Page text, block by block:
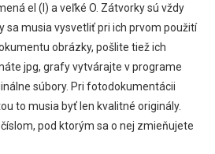
el (l) a veľké O. Zátvorky sú vždy
sa musia vysvetliť pri ich prvom použití
obrázky, pošlite tiež ich
jpg, grafy vytvárajte v programe
súbory. Pri fotodokumentácii
to musia byť len kvalitné originály.
pod ktorým sa o nej zmieňujete